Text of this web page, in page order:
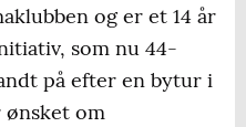
og er et 14 år
som nu 44-
på efter en bytur i
ønsket om